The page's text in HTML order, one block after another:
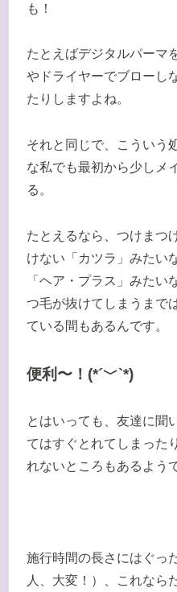
も！
たとえばデジタルパーマ
やドライヤーでブローし
たりしますよね。
それと同じで、こういう
な私でも最初から少しメ
る。
たとえるなら、つけまつ
けない「カツラ」みたい
「ヘア・プラス」みたい
つ毛が抜けてしまうまで
ている間もあるんです。
便利〜！(*´﹀`*)
とはいっても、友達に聞
てはすぐとれてしまった
れないところもあるよう
施行時間の長さにはぐっ
人、大変！）、これなら